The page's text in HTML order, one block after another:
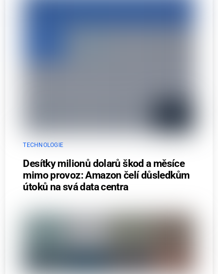
TECHNOLOGIE
Desítky milionů dolarů škod a měsíce
mimo provoz: Amazon čelí důsledkům
útoků na svá data centra